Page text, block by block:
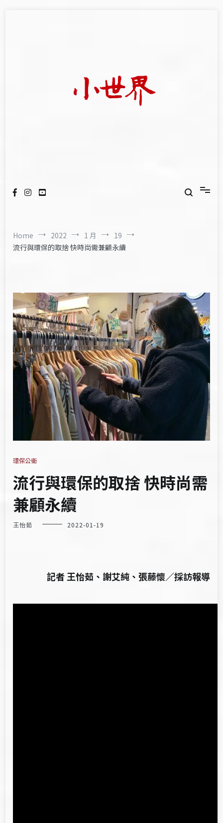
Home 2022 1 月
19
流行與環保的取捨 快時尚需兼顧永續
環保公衛
流行與環保的取捨 快時尚需
兼顧永續
王怡茹 2022-01-19
記者 王怡茹、謝艾純、張藤懷／採訪報導